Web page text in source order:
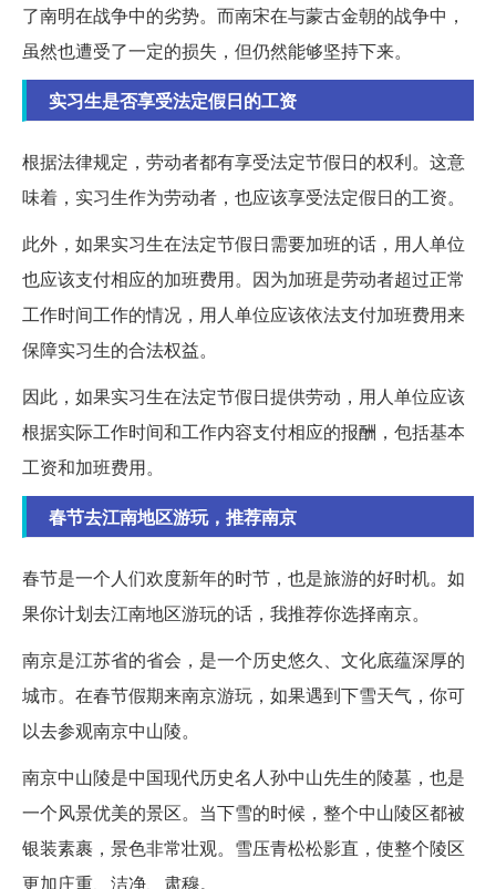
了南明在战争中的劣势。而南宋在与蒙古金朝的战争中，
虽然也遭受了一定的损失，但仍然能够坚持下来。
实习生是否享受法定假日的工资
根据法律规定，劳动者都有享受法定节假日的权利。这意
味着，实习生作为劳动者，也应该享受法定假日的工资。
此外，如果实习生在法定节假日需要加班的话，用人单位
也应该支付相应的加班费用。因为加班是劳动者超过正常
工作时间工作的情况，用人单位应该依法支付加班费用来
保障实习生的合法权益。
因此，如果实习生在法定节假日提供劳动，用人单位应该
根据实际工作时间和工作内容支付相应的报酬，包括基本
工资和加班费用。
春节去江南地区游玩，推荐南京
春节是一个人们欢度新年的时节，也是旅游的好时机。如
果你计划去江南地区游玩的话，我推荐你选择南京。
南京是江苏省的省会，是一个历史悠久、文化底蕴深厚的
城市。在春节假期来南京游玩，如果遇到下雪天气，你可
以去参观南京中山陵。
南京中山陵是中国现代历史名人孙中山先生的陵墓，也是
一个风景优美的景区。当下雪的时候，整个中山陵区都被
银装素裹，景色非常壮观。雪压青松松影直，使整个陵区
更加庄重、洁净、肃穆。